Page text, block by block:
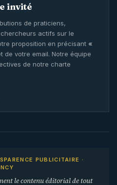
invité
de praticiens,
actifs sur le
proposition en précisant «
de votre email. Notre équipe
de notre charte
PUBLICITAIRE ·
le contenu éditorial de tout